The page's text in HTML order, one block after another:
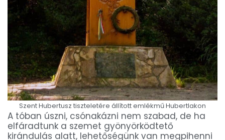
Szent Hubertusz tiszteletére állított emlékmű Hubertlakon
A tóban úszni, csónakázni nem szabad, de ha
elfáradtunk a szemet gyönyörködtető
kirándulás alatt, lehetőségünk van megpihenni